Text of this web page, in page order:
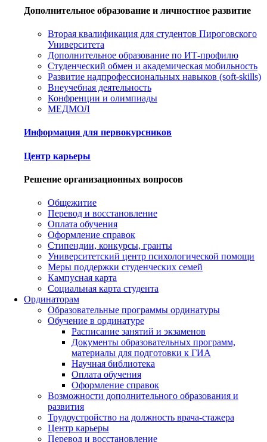
Дополнительное образование и личностное развитие
Вторая квалификация для студентов Пироговского
Университета
Дополнительное образование по ИТ-профилю
Студенческий обмен и академическая мобильность
Развитие надпрофессиональных навыков (soft-skills)
Внеучебная деятельность
Конфренции и олимпиады
МЕДМОЛ
Информация для первокурсников
Центр карьеры
Решение организационных вопросов
Общежитие
Перевод и восстановление
Оплата обучения
Оформление справок
Стипендии, конкурсы, гранты
Университетский центр психологической помощи
Меры поддержки студенческих семей
Кампусная карта
Социальная карта студента
Ординаторам
Образовательные программы ординатуры
Обучение в ординатуре
Расписание занятий и экзаменов
Документы образовательных программ,
материалы для подготовки к ГИА
Научная библиотека
Оплата обучения
Оформление справок
Возможности дополнительного образования и
развития
Трудоустройство на должность врача-стажера
Центр карьеры
Перевод и восстановление